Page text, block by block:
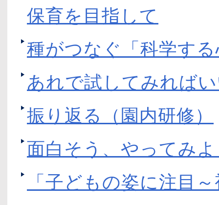
保育を目指して
種がつなぐ「科学す
あれで試してみれば
振り返る（園内研修）
面白そう、やってみ
「子どもの姿に注目